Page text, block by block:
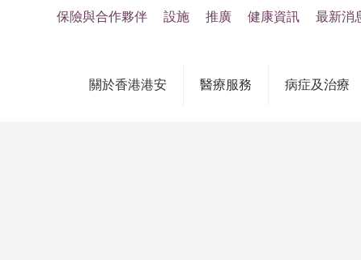
關於香港港安 醫療服務 病症及治療
保險與合作夥伴 設施 推廣 健康資訊 最新消